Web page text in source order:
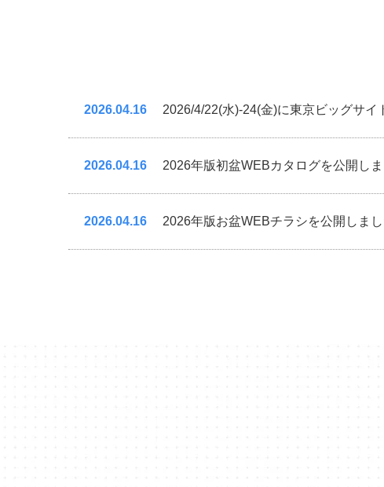
2026.04.16 2026/4/22(水)-24(金)に東京ビッグサ
2026.04.16 2026年版初盆WEBカタログを公開しま
2026.04.16 2026年版お盆WEBチラシを公開しまし